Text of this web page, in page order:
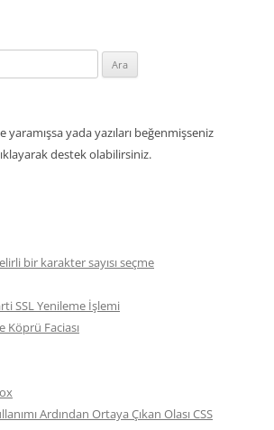
yaramışsa yada yazıları beğenmişseniz
destek olabilirsiniz.
bir karakter sayısı seçme
SSL Yenileme İşlemi
Köprü Faciası
Ardından Ortaya Çıkan Olası CSS